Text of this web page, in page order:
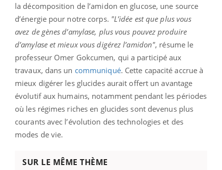
la décomposition de l’amidon en glucose, une source
d’énergie pour notre corps. "L’idée est que plus vous
avez de gènes d’amylase, plus vous pouvez produire
d’amylase et mieux vous digérez l’amidon", résume le
professeur Omer Gokcumen, qui a participé aux
travaux, dans un communiqué. Cette capacité accrue à
mieux digérer les glucides aurait offert un avantage
évolutif aux humains, notamment pendant les périodes
où les régimes riches en glucides sont devenus plus
courants avec l’évolution des technologies et des
modes de vie.
SUR LE MÊME THÈME